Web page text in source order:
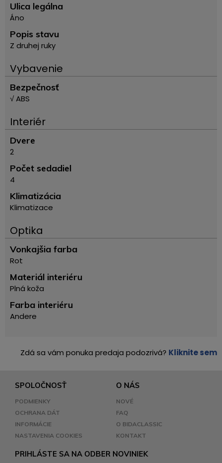
Ulica legálna
Áno
Popis stavu
Z druhej ruky
Vybavenie
Bezpečnosť
√ ABS
Interiér
Dvere
2
Počet sedadiel
4
Klimatizácia
Klimatizace
Optika
Vonkajšia farba
Rot
Materiál interiéru
Plná koža
Farba interiéru
Andere
Zdá sa vám ponuka predaja podozrivá? Kliknite sem
SPOLOČNOSŤ
PODMIENKY
OCHRANA DÁT
INFORMÁCIE
NASTAVENIA COOKIES
O NÁS
NOVÉ
FAQ
O BIDACLASSIC
KONTAKT
PRIHLÁSTE SA NA ODBER NOVINIEK